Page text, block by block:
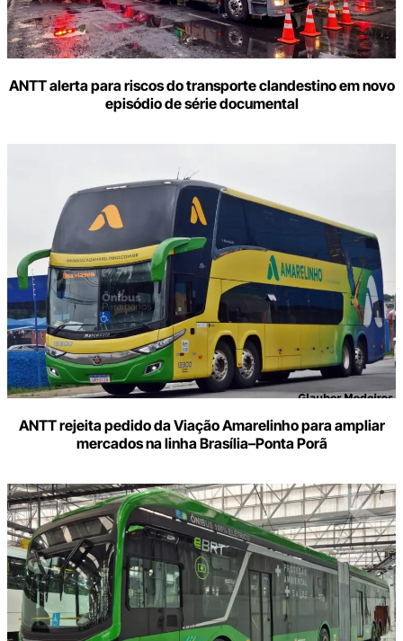
ANTT alerta para riscos do transporte clandestino em novo
episódio de série documental
ANTT rejeita pedido da Viação Amarelinho para ampliar
mercados na linha Brasília–Ponta Porã